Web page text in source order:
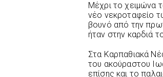
Μέχρι το χειμώνα
νέο νεκροταφείο
βουνό από την
ήταν στην καρδιά
Στα Καρπαθιακά
του ακούραστου
επίσης και το